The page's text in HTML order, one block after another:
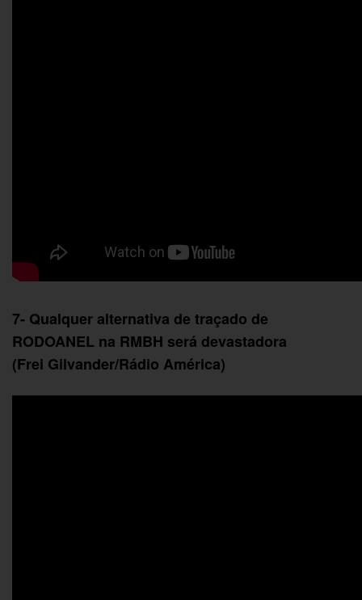
7- Qualquer alternativa de traçado de
RODOANEL na RMBH será devastadora
(Frei Gilvander/Rádio América)